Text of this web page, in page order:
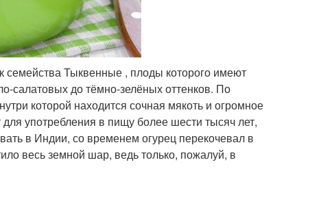
семейства Тыквенные , плоды которого имеют
салатовых до тёмно-зелёных оттенков. По
которой находится сочная мякоть и огромное
употребления в пищу более шести тысяч лет,
в Индии, со временем огурец перекочевал в
весь земной шар, ведь только, пожалуй, в